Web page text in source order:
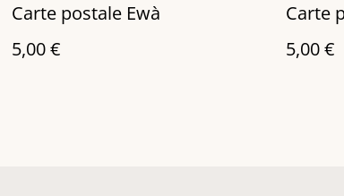
Carte postale Ewà
5,00 €
5,00 €